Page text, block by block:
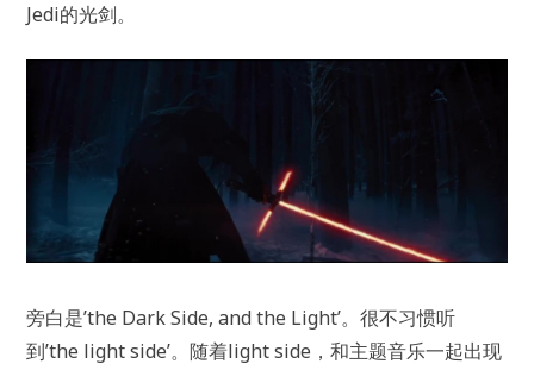
Jedi的光剑。
旁白是’the Dark Side, and the Light’。很不习惯听
到’the light side’。随着light side，和主题音乐一起出现